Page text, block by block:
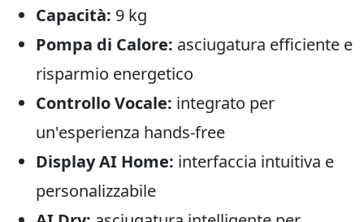
Capacità: 9 kg
Pompa di Calore: asciugatura efficiente e
risparmio energetico
Controllo Vocale: integrato per
un'esperienza hands-free
Display AI Home: interfaccia intuitiva e
personalizzabile